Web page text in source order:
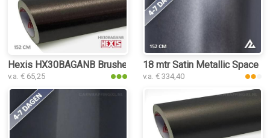
Hexis HX30BAGANB Brushed Aluminium Anthracite car wrap
v.a. € 65,25
18 mtr Satin Metallic Space
v.a. € 334,40